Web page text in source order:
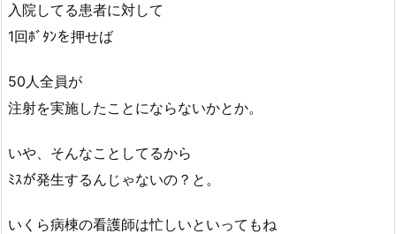
入院してる患者に対して
1回ﾎﾞﾀﾝを押せば
50人全員が
注射を実施したことにならないかとか。
いや、そんなことしてるから
ﾐｽが発生するんじゃないの？と。
いくら病棟の看護師は忙しいといってもね